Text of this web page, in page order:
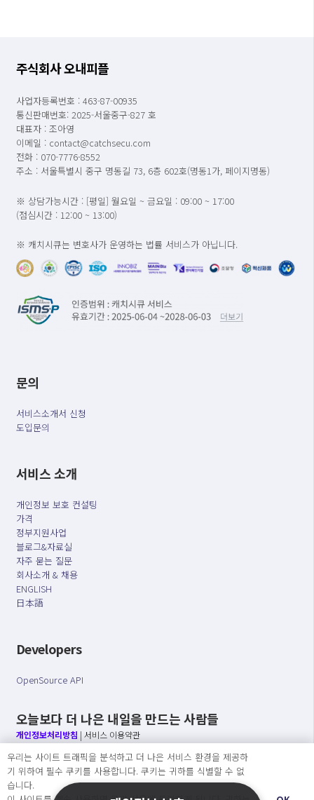
주식회사 오내피플
사업자등록번호 : 463-87-00935
통신판매번호: 2025-서울중구-827 호
대표자 : 조아영
이메일 : contact@catchsecu.com
전화 : 070-7776-8552
주소 : 서울특별시 중구 명동길 73, 6층 602호(명동1가, 페이지명동)
※ 상담가능시간 : [평일] 월요일 ~ 금요일 : 09:00 ~ 17:00
(점심시간 : 12:00 ~ 13:00)
※ 캐치시큐는 변호사가 운영하는 법률 서비스가 아닙니다.
문의
서비스소개서 신청
도입문의
서비스 소개
개인정보 보호 컨설팅
가격
정부지원사업
블로그&자료실
자주 묻는 질문
회사소개 & 채용
ENGLISH
日本語
Developers
OpenSource API
오늘보다 더 나은 내일을 만드는 사람들
개인정보처리방침 | 서비스 이용약관
○ 개인정보보호 컴플라이언스를 선도하겠습니다.
○ 정보주체의 권리를 보장하겠습니다.
○ 기업의 개인정보보호를 위한 효율적 관리를 보장하겠습니다.
우리는 사이트 트래픽을 분석하고 더 나은 서비스 환경을 제공하
기 위하여 필수 쿠키를 사용합니다. 쿠키는 귀하를 식별할 수 없
습니다.